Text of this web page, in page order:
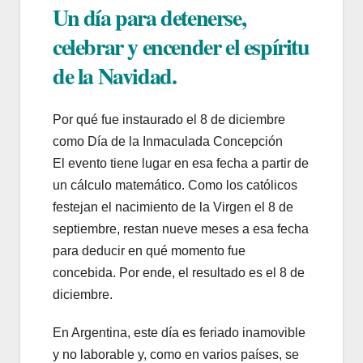
Un día para detenerse,
celebrar y encender el espíritu
de la Navidad.
Por qué fue instaurado el 8 de diciembre
como Día de la Inmaculada Concepción
El evento tiene lugar en esa fecha a partir de
un cálculo matemático. Como los católicos
festejan el nacimiento de la Virgen el 8 de
septiembre, restan nueve meses a esa fecha
para deducir en qué momento fue
concebida. Por ende, el resultado es el 8 de
diciembre.
En Argentina, este día es feriado inamovible
y no laborable y, como en varios países, se